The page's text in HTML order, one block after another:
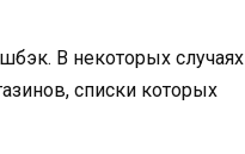
В некоторых случаях
списки которых